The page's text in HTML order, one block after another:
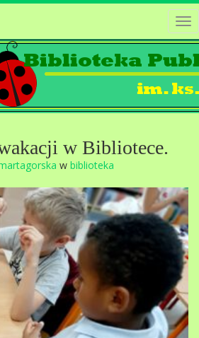
w Bibliotece.
w biblioteka